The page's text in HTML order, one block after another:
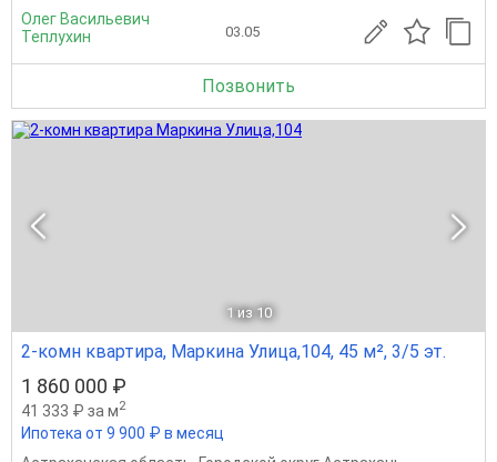
Олег Васильевич
Теплухин
03.05
Позвонить
1 из 10
2-комн квартира, Маркина Улица,104, 45 м², 3/5 эт.
1 860 000 ₽
41 333 ₽ за м2
Ипотека от 9 900 ₽ в месяц